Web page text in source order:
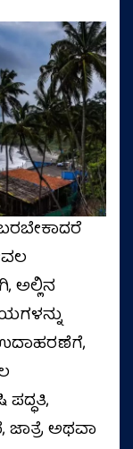
ಅಲ್ಲಿನ
ಪದ್ಧತಿ,
ಅಥವಾ